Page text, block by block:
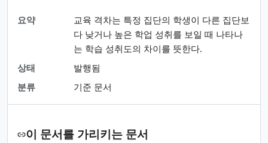
요약
교육 격차는 특정 집단의 학생이 다른 집단보
다 낮거나 높은 학업 성취를 보일 때 나타나
는 학습 성취도의 차이를 뜻한다.
상태
발행됨
분류
기준 문서
이 문서를 가리키는 문서